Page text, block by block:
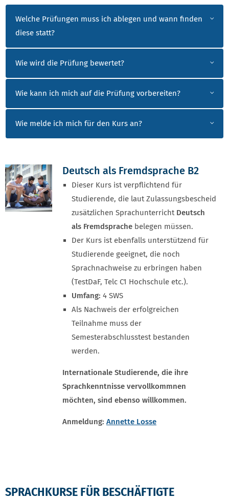
Welche Prüfungen muss ich ablegen und wann finden
diese statt?
Wie wird die Prüfung bewertet?
Wie kann ich mich auf die Prüfung vorbereiten?
Wie melde ich mich für den Kurs an?
Deutsch als Fremdsprache B2
Dieser Kurs ist verpflichtend für
Studierende, die laut Zulassungsbescheid
zusätzlichen SprachunterrichtDeutsch
als Fremdsprache belegen müssen.
Der Kurs ist ebenfalls unterstützend für
Studierende geeignet, die noch
Sprachnachweise zu erbringen haben
(TestDaF, Telc C1 Hochschule etc.).
Umfang: 4 SWS
Als Nachweis der erfolgreichen
Teilnahme muss der
Semesterabschlusstest bestanden
werden.
Internationale Studierende, die ihre
Sprachkenntnisse vervollkommnen
möchten, sind ebenso willkommen.
Anmeldung: Annette Losse
SPRACHKURSE FÜR BESCHÄFTIGTE